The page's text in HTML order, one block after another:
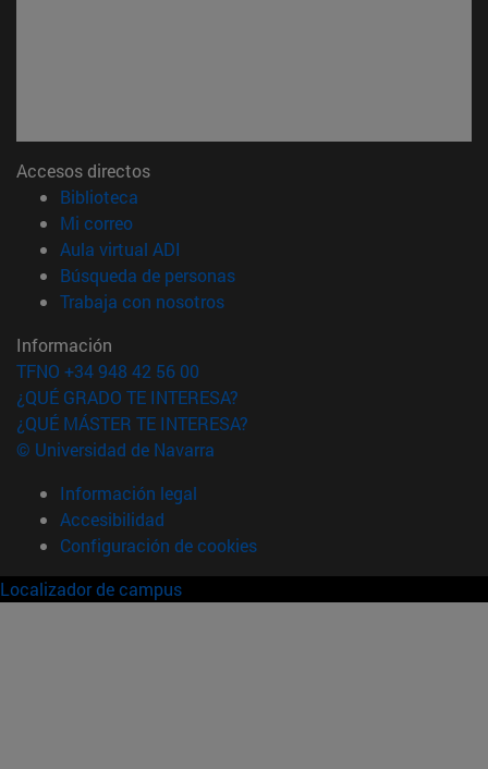
Accesos directos
Biblioteca
Mi correo(abre en nueva ventana)
Aula virtual ADI
Búsqueda de personas(abre en nueva ventana)
Trabaja con nosotros(abre en nueva ventana)
Información
TFNO +34 948 42 56 00
¿QUÉ GRADO TE INTERESA?
¿QUÉ MÁSTER TE INTERESA?
© Universidad de Navarra
Información legal
Accesibilidad
Configuración de cookies
Localizador de campus